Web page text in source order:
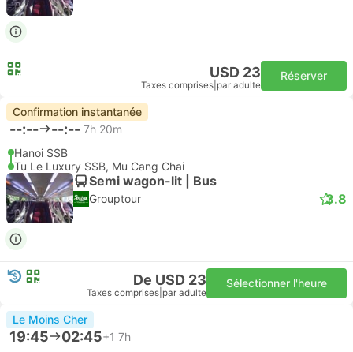
USD 23
Taxes comprises par adulte
Réserver
Confirmation instantanée
--:-- --:-- 7h 20m
Hanoi SSB
Tu Le Luxury SSB, Mu Cang Chai
Semi wagon-lit | Bus
Grouptour 3.8
De USD 23
Taxes comprises par adulte
Sélectionner l'heure
Le Moins Cher
19:45 02:45+1 7h